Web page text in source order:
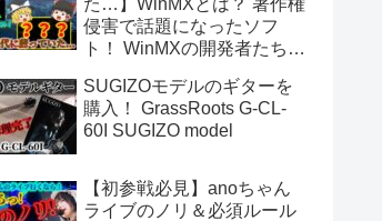
た…】WinMXとは？ 著作権
侵害で話題になったソフ
ト！ WinMXの開発者たちが
「Fopnu」とは？ No.140
SUGIZOモデルのギターを
購入！ GrassRoots G-CL-
60I SUGIZO model
【初参戦必見】anoちゃん
ライブのノリ＆必須ルール